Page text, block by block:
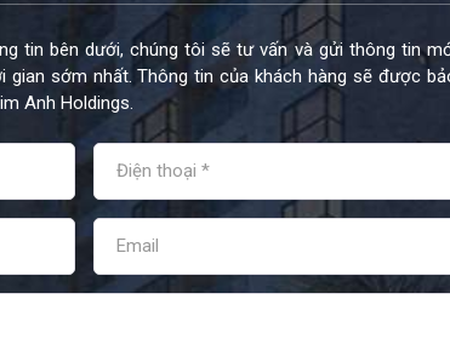
tin bên dưới, chúng tôi sẽ tư vấn và gửi thông tin
gian sớm nhất. Thông tin của khách hàng sẽ được
Anh Holdings.